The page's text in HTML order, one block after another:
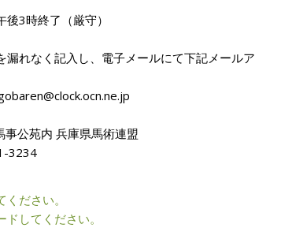
3時終了（厳守）
れなく記入し、電子メールにて下記メールア
公苑内 兵庫県馬術連盟
3234
ださい。
してください。